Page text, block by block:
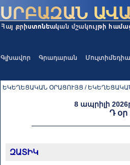
Գլխավոր Գրադարան Մուլտիմեդիա
ԵԿԵՂԵՑԱԿԱՆ ՕՐԱՑՈՒՅՑ /
8 ապրիլի
Դ
ԶԱՏԻԿ